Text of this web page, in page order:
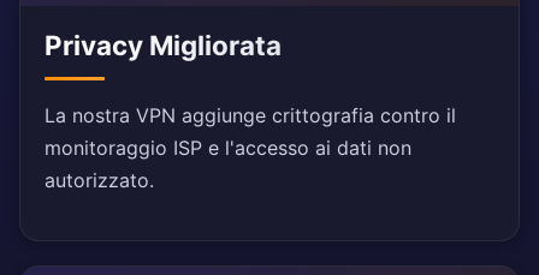
Privacy Migliorata
La nostra VPN aggiunge crittografia contro il
monitoraggio ISP e l'accesso ai dati non
autorizzato.